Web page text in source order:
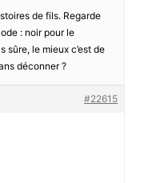
de fils. Regarde
: noir pour le
sûre, le mieux c’est de
déconner ?
#22615